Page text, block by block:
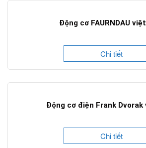
Động cơ FAURNDAU
Chi tiết
Động cơ điện Frank Dvorak
Chi tiết